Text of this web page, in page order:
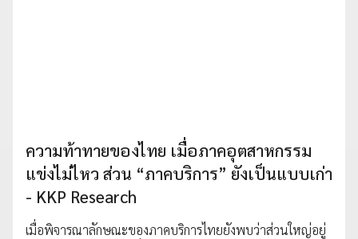
ความท้าทายของไทย เมื่อภาคอุตสาหกรรม
แข่งไม่ไหว ส่วน “ภาคบริการ” ยังเป็นแบบเก่า
- KKP Research
เมื่อพิจารณาลักษณะของภาคบริการไทยยังพบว่าส่วนใหญ่อยู่